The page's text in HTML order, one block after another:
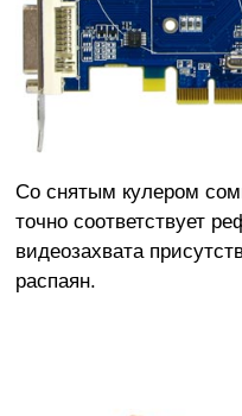
Со снятым кулером
точно соответствует
видеозахвата
распаян.